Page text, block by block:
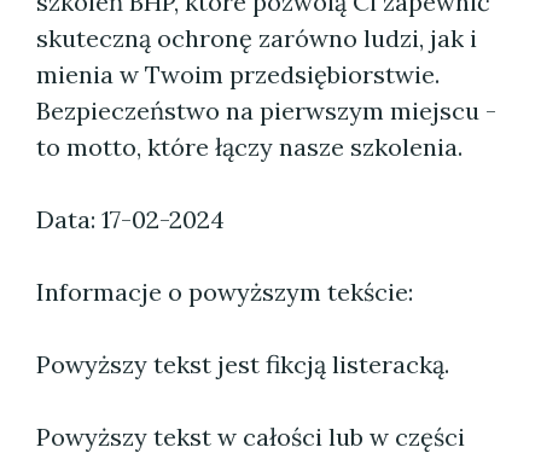
skuteczną ochronę zarówno ludzi, jak i
mienia w Twoim przedsiębiorstwie.
Bezpieczeństwo na pierwszym miejscu -
to motto, które łączy nasze szkolenia.
Data: 17-02-2024
Informacje o powyższym tekście:
Powyższy tekst jest fikcją listeracką.
Powyższy tekst w całości lub w części